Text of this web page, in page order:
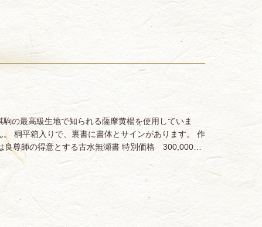
の最高級生地で知られる薩摩黄楊を使用していま
桐平箱入りで、裏書に書体とサインがあります。 作
良尊師の得意とする古水無瀬書 特別価格 300,000…